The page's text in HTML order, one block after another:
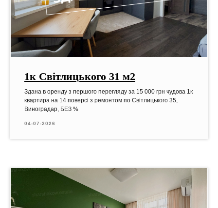
1к Світлицького 31 м2
Здана в оренду з першого перегляду за 15 000 грн чудова 1к
квартира на 14 поверсі з ремонтом по Світлицького 35,
Виноградар, БЕЗ %
04-07-2026